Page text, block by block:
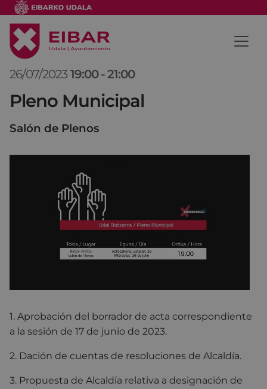
26/07/2023 19:00 -21:00
Pleno Municipal
Salón de Plenos
1. Aprobación del borrador de acta correspondiente
a la sesión de 17 de junio de 2023.
2. Dación de cuentas de resoluciones de Alcaldía.
3. Propuesta de Alcaldía relativa a designación de